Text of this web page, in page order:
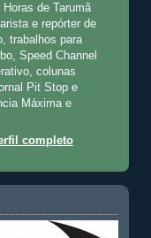
de Tarumã
e repórter de
trabalhos para
Speed Channel
colunas
Pit Stop e
Máxima e
completo